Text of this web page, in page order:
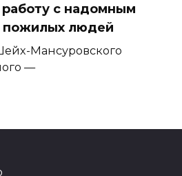
с надомным
людей
Мансуровского
—